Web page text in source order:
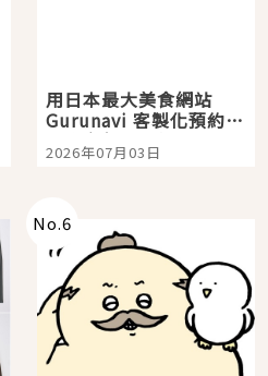
用日本最大美食網站
Gurunavi 客製化預約九
大都市餐廳，打造專屬
美食體驗！
2026年07月03日
No.6